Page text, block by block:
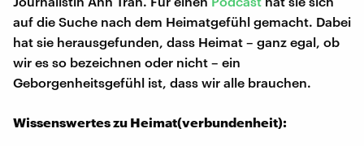
auf die Suche nach dem Heimatgefühl gemacht. Dabei
hat sie herausgefunden, dass Heimat – ganz egal, ob
wir es so bezeichnen oder nicht – ein
Geborgenheitsgefühl ist, dass wir alle brauchen.
Wissenswertes zu Heimat(verbundenheit):